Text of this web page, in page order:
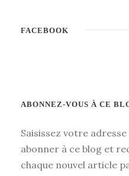
FACEBOOK
ABONNEZ-VOUS À CE
Saisissez votre
abonner à ce blog et
chaque nouvel article